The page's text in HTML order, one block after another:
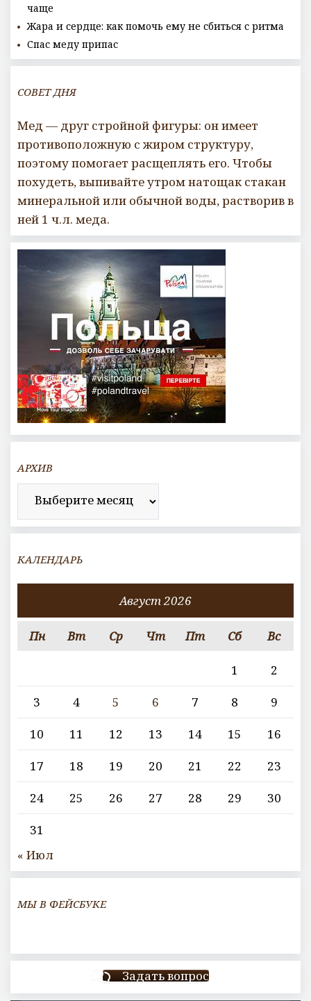
чаще
Жара и сердце: как помочь ему не сбиться с ритма
Спас меду припас
СОВЕТ ДНЯ
Мед — друг стройной фигуры: он имеет
противоположную с жиром структуру,
поэтому помогает расщеплять его. Чтобы
похудеть, выпивайте утром натощак стакан
минеральной или обычной воды, растворив в
ней 1 ч.л. меда.
АРХИВ
Архив
КАЛЕНДАРЬ
Август 2026
Пн Вт Ср Чт Пт Сб Вс
1
2
3
4 5 6 7 8
9
10
11 12 13 14 15
16
17
18 19 20 21 22
23
24
25 26 27 28 29
30
31
« Июл
МЫ В ФЕЙСБУКЕ
Задать вопрос